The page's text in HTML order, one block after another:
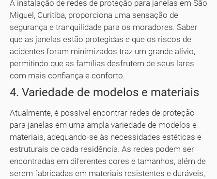
A instalação de redes de proteção para janelas em São
Miguel, Curitiba, proporciona uma sensação de
segurança e tranquilidade para os moradores. Saber
que as janelas estão protegidas e que os riscos de
acidentes foram minimizados traz um grande alívio,
permitindo que as famílias desfrutem de seus lares
com mais confiança e conforto.
4. Variedade de modelos e materiais
Atualmente, é possível encontrar redes de proteção
para janelas em uma ampla variedade de modelos e
materiais, adequando-se às necessidades estéticas e
estruturais de cada residência. As redes podem ser
encontradas em diferentes cores e tamanhos, além de
serem fabricadas em materiais resistentes e duráveis,